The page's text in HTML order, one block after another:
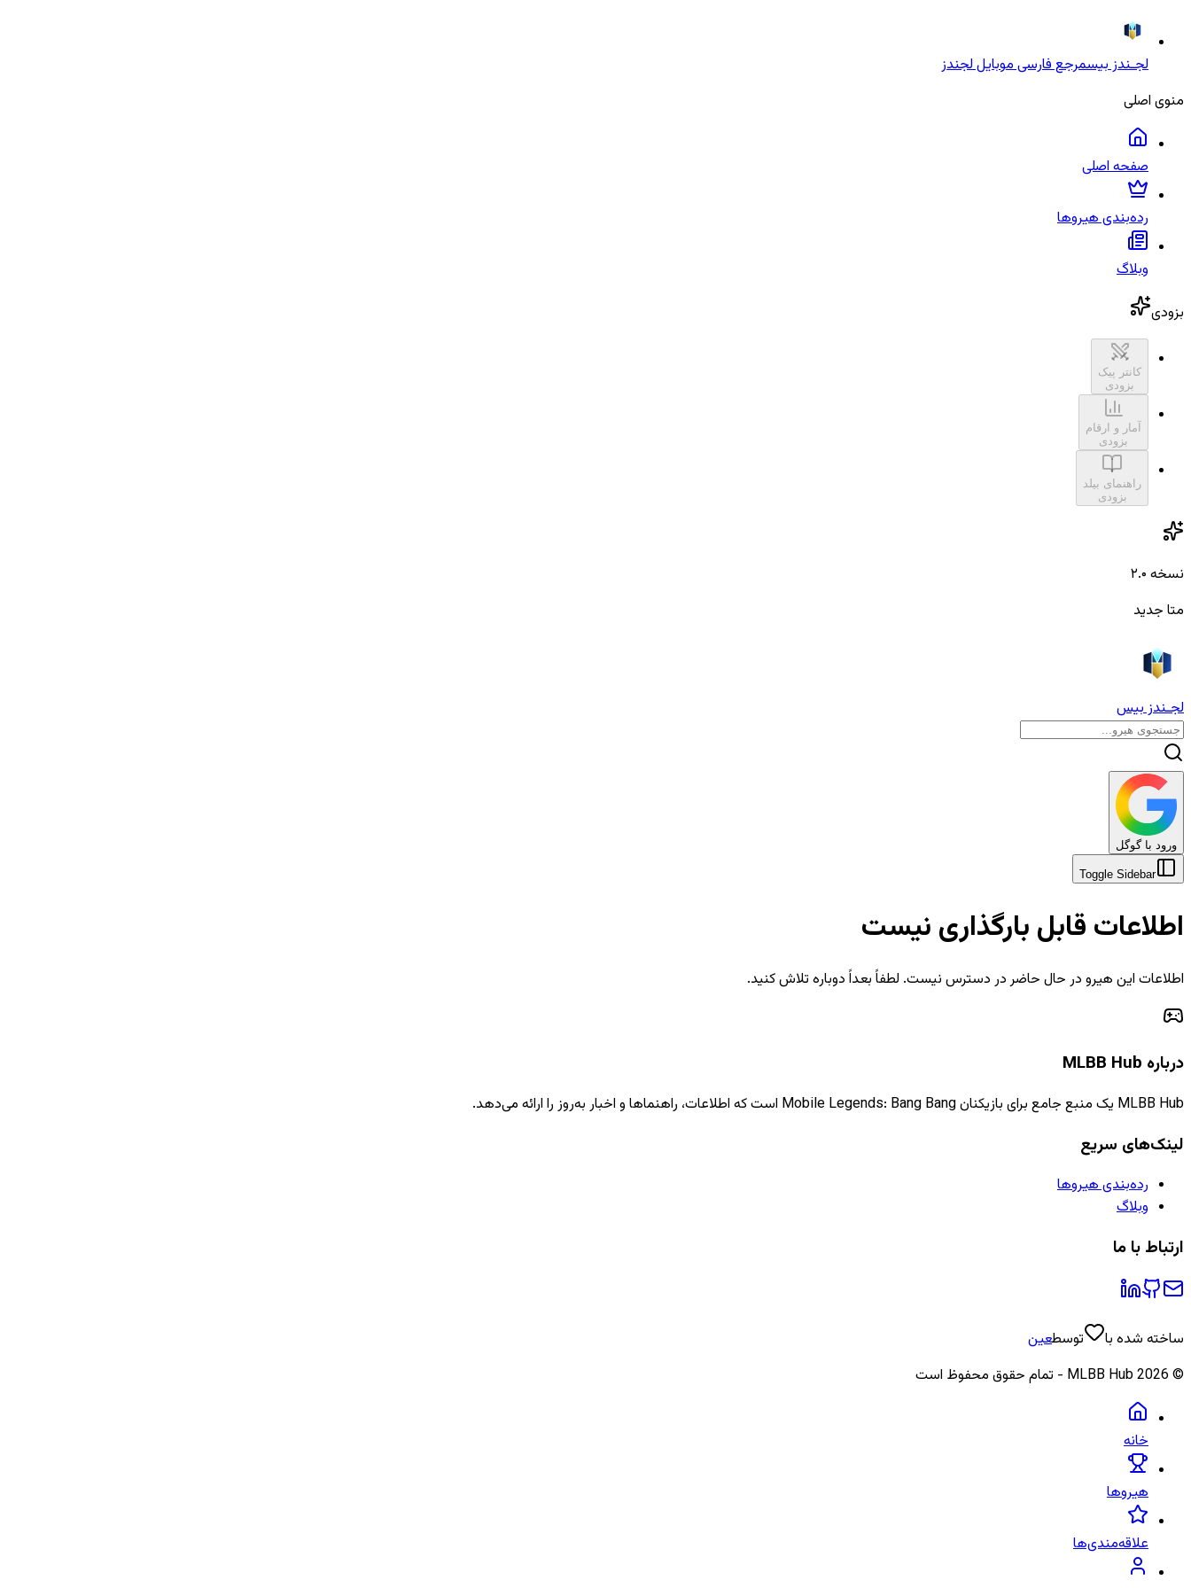
لجـندز بیسمرجع فارسی موبایل لجندز
منوی اصلی
صفحه اصلی
رده‌بندی هیروها
وبلاگ
بزودی
کانتر پیک
بزودی
آمار و ارقام
بزودی
راهنمای بیلد
بزودی
نسخه ۲.۰
متا جدید
لجـندز بیس
ورود با گوگل
Toggle Sidebar
اطلاعات قابل بارگذاری نیست
اطلاعات این هیرو در حال حاضر در دسترس نیست. لطفاً بعداً دوباره تلاش کنید.
درباره MLBB Hub
MLBB Hub یک منبع جامع برای بازیکنان Mobile Legends: Bang Bang است که اطلاعات، راهنماها و اخبار به‌روز را ارائه می‌دهد.
لینک‌های سریع
رده‌بندی هیروها
وبلاگ
ارتباط با ما
ساخته شده با توسطعین
©
2026
خانه
هیروها
علاقه‌مندی‌ها